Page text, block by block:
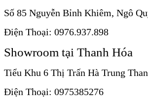
Số 85 Nguyễn Bỉnh Khiêm, Ngô
Điện Thoại: 0976.937.898
Showroom tại Thanh Hóa
Tiểu Khu 6 Thị Trấn Hà Trung
Điện Thoại: 0975385276